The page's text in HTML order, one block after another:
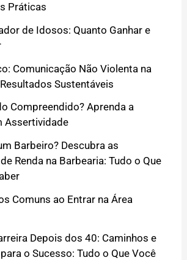
Práticas
de Idosos: Quanto Ganhar e
Comunicação Não Violenta na
Sustentáveis
Compreendido? Aprenda a
Assertividade
Barbeiro? Descubra as
Renda na Barbearia: Tudo o Que
Comuns ao Entrar na Área
Depois dos 40: Caminhos e
o Sucesso: Tudo o Que Você